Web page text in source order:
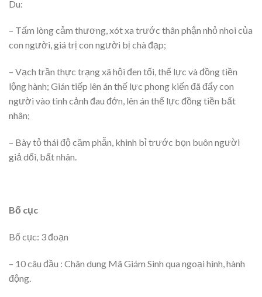
Du:
– Tấm lòng cảm thương, xót xa trước thân phận nhỏ nhoi của
con người, giá trị con người bị chà đạp;
– Vạch trần thực trạng xã hội đen tối, thế lực và đồng tiền
lộng hành; Gián tiếp lên án thế lực phong kiến đã đẩy con
người vào tình cảnh đau đớn, lên án thế lực đồng tiền bất
nhân;
– Bày tỏ thái độ căm phẫn, khinh bỉ trước bọn buôn người
giả dối, bất nhân.
Bố cục
Bố cục: 3 đoạn
– 10 câu đầu : Chân dung Mã Giám Sinh qua ngoại hình, hành
động.